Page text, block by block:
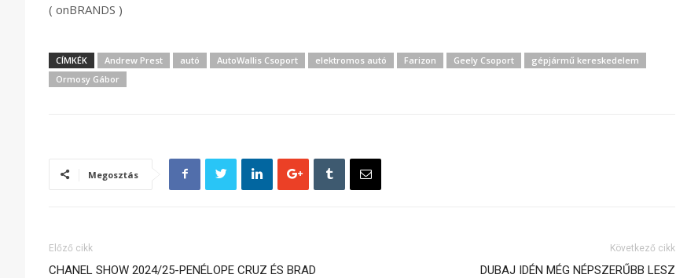
( onBRANDS )
CÍMKÉK Andrew Prest autó AutoWallis Csoport elektromos autó Farizon Geely Csoport
gépjármű kereskedelem
Ormosy Gábor
Megosztás
Előző cikk
CHANEL SHOW 2024/25-PENÉLOPE CRUZ ÉS BRAD
Következő cikk
DUBAJ IDÉN MÉG NÉPSZERŰBB LESZ